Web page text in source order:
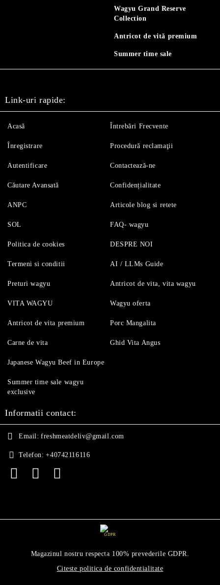
Wagyu Grand Reserve
Collection
Antricot de vită premium
Summer time sale
Link-uri rapide:
Acasă
Înregistrare
Autentificare
Căutare Avansată
Întrebări Frecvente
Procedură reclamaţii
Contactează-ne
Confidențialitate
ANPC
SOL
Politica de cookies
Termeni si conditii
Articole blog si retete
FAQ- wagyu
DESPRE NOI
AI / LLMs Guide
Preturi wagyu
VITA WAGYU
Antricot de vita premium
Carne de vita
Antricot de vita, vita wagyu
Wagyu oferta
Porc Mangalita
Ghid Vita Angus
Japanese Wagyu Beef in Europe
Summer time sale wagyu
exclusive
Informatii contact:
Email: freshmeatdeliv@gmail.com
Telefon: +40742116116
GDPR
Magazinul nostru respecta 100% prevederile GDPR.
Citeste politica de confidentialitate